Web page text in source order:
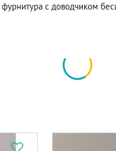
фурнитура с доводчиком